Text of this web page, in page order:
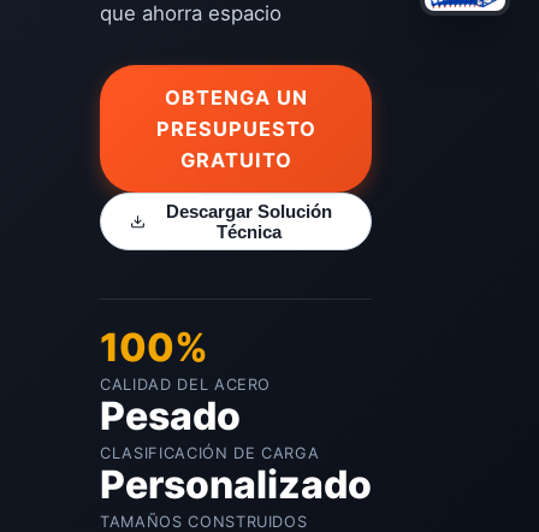
que ahorra espacio
OBTENGA UN
PRESUPUESTO
GRATUITO
Descargar Solución
Técnica
100%
CALIDAD DEL ACERO
Pesado
CLASIFICACIÓN DE CARGA
Personalizado
TAMAÑOS CONSTRUIDOS